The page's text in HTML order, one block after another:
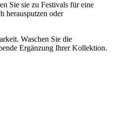
Sie sie zu Festivals für eine
herausputzen oder
Waschen Sie die
Ergänzung Ihrer Kollektion.